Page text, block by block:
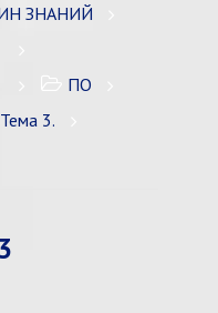
ЗНАНИЙ
ПО
Тема 3.